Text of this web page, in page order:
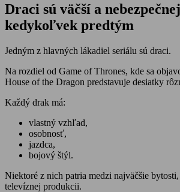
Draci sú väčší a
kedykoľvek predtým
Jedným z hlavných lákadiel seriálu sú draci.
Na rozdiel od Game of Thrones, kde sa
House of the Dragon predstavuje desiatky
Každý drak má:
vlastný vzhľad,
osobnosť,
jazdca,
bojový štýl.
Niektoré z nich patria medzi najväčšie
televíznej produkcii.